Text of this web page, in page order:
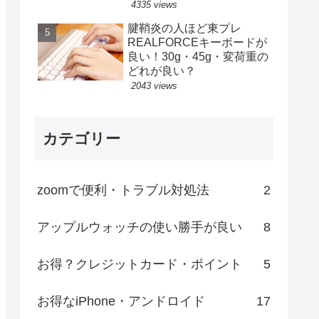
4335 views
腱鞘炎の人ほど東プレ
REALFORCEキーボードが
良い！30g・45g・変荷重の
どれが良い？
2043 views
カテゴリー
zoomで便利・トラブル対処法 2
アップルウォッチの使い勝手が良い 8
お得？クレジットカード・ポイント 5
お得なiPhone・アンドロイド 17